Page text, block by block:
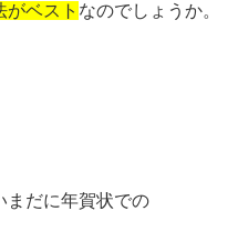
がベスト なのでしょうか。
まだに年賀状での